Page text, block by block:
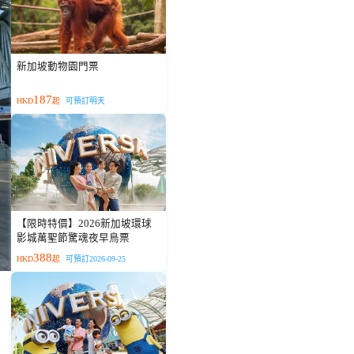
新加坡動物園門票
HKD187起 可預訂明天
【限時特價】2026新加坡環球
影城萬聖節驚魂夜早鳥票
HKD388起 可預訂2026-09-25